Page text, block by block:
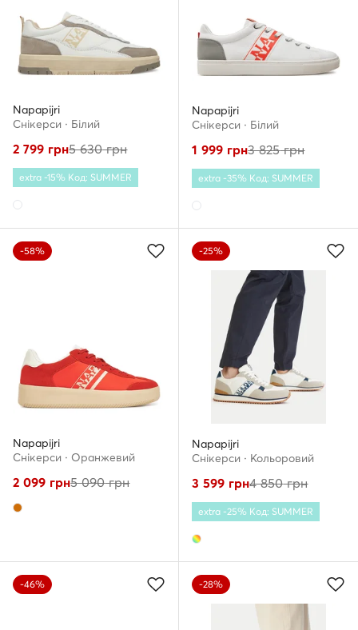
Napapijri
Снікерcи · Білий
2 799 грн5 630грн
extra -15% Код: SUMMER
Napapijri
Снікерcи · Білий
1 999 грн3 825грн
extra -35% Код: SUMMER
-58%
Napapijri
Снікерcи · Оранжевий
2 099 грн5 090грн
-25%
Napapijri
Снікерcи · Кольоровий
3 599 грн4 850грн
extra -25% Код: SUMMER
-46% -28%